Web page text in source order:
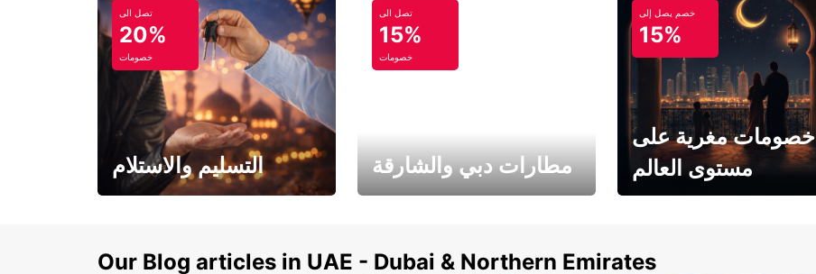
تصل الى
20%
خصومات
التسليم والاستلام
تصل الى
15%
خصومات
مطارات دبي والشارقة
خصم يصل إلى
15%
خصومات مغرية على
مستوى العالم
Our Blog articles in UAE - Dubai & Northern Emirates